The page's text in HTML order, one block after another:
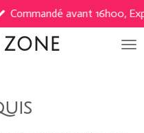
zone
avant 16h00, Expédié